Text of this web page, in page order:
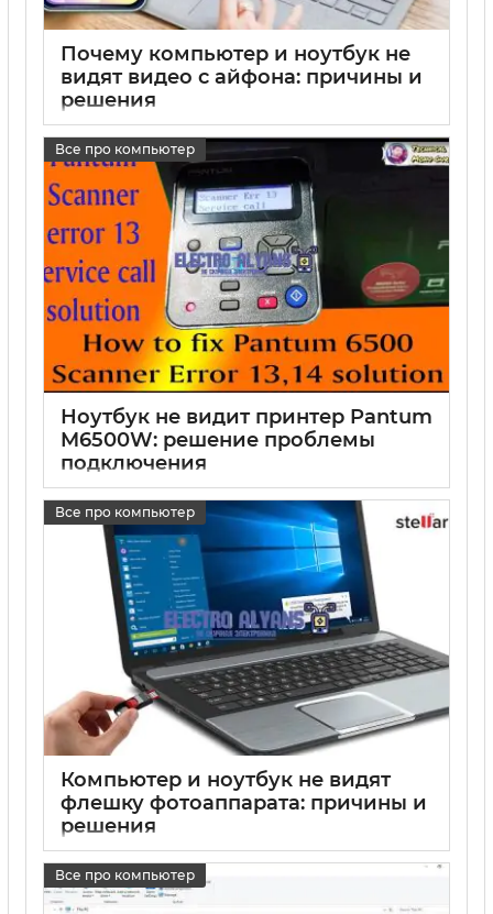
Почему компьютер и ноутбук не
видят видео с айфона: причины и
решения
Все про компьютер
Ноутбук не видит принтер Pantum
M6500W: решение проблемы
подключения
Все про компьютер
Компьютер и ноутбук не видят
флешку фотоаппарата: причины и
решения
Все про компьютер